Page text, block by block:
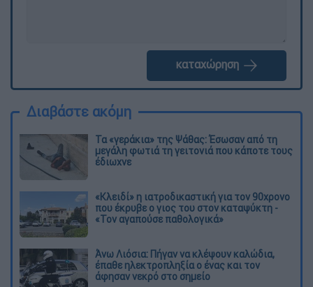
καταχώρηση
Διαβάστε ακόμη
Τα «γεράκια» της Ψάθας: Έσωσαν από τη
μεγάλη φωτιά τη γειτονιά που κάποτε τους
έδιωχνε
«Κλειδί» η ιατροδικαστική για τον 90χρονο
που έκρυβε ο γιος του στον καταψύκτη -
«Τον αγαπούσε παθολογικά»
Άνω Λιόσια: Πήγαν να κλέψουν καλώδια,
έπαθε ηλεκτροπληξία ο ένας και τον
άφησαν νεκρό στο σημείο